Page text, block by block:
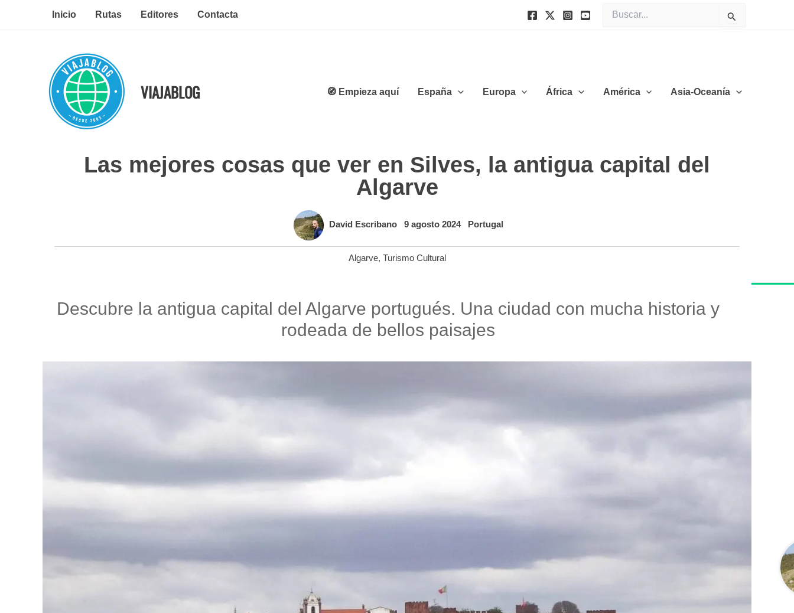
Inicio Rutas Editores Contacta
por:
VIAJABLOG 🧭 Empieza aquí España Europa África América Asia-Oceanía
Las mejores cosas que ver en Silves, la antigua capital del
Algarve
David Escribano 9 agosto 2024 Portugal
Algarve, Turismo Cultural
Descubre la antigua capital del Algarve portugués. Una ciudad con mucha historia y
rodeada de bellos paisajes